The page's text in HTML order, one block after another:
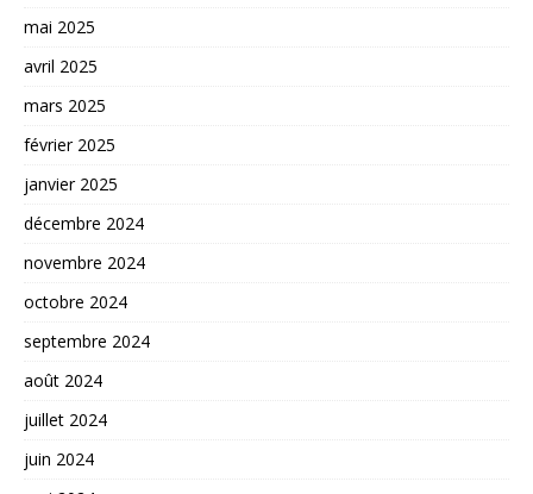
mai 2025
avril 2025
mars 2025
février 2025
janvier 2025
décembre 2024
novembre 2024
octobre 2024
septembre 2024
août 2024
juillet 2024
juin 2024